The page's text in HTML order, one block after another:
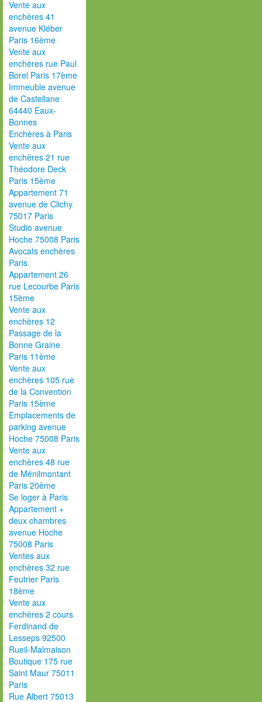
Vente aux
enchères 41
avenue Kléber
Paris 16ème
Vente aux
enchères rue Paul
Borel Paris 17ème
Immeuble avenue
de Castellane
64440 Eaux-
Bonnes
Enchères à Paris
Vente aux
enchères 21 rue
Théodore Deck
Paris 15ème
Appartement 71
avenue de Clichy
75017 Paris
Studio avenue
Hoche 75008 Paris
Avocats enchères
Paris
Appartement 26
rue Lecourbe Paris
15ème
Vente aux
enchères 12
Passage de la
Bonne Graine
Paris 11ème
Vente aux
enchères 105 rue
de la Convention
Paris 15ème
Emplacements de
parking avenue
Hoche 75008 Paris
Vente aux
enchères 48 rue
de Ménilmontant
Paris 20ème
Se loger à Paris
Appartement +
deux chambres
avenue Hoche
75008 Paris
Ventes aux
enchères 32 rue
Feutrier Paris
18ème
Vente aux
enchères 2 cours
Ferdinand de
Lesseps 92500
Rueil-Malmaison
Boutique 175 rue
Saint Maur 75011
Paris
Rue Albert 75013